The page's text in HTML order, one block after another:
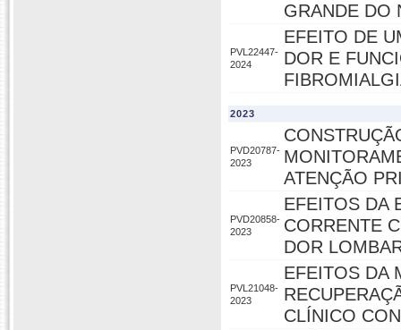
GRANDE DO
PVL22447-
2024
EFEITO DE
DOR E
2023
PVD20787-
2023
ATENÇÃO
PVD20858-
2023
EFEITOS DA
CORRENTE
DOR
PVL21048-
2023
EFEITOS DA
CLÍNICO